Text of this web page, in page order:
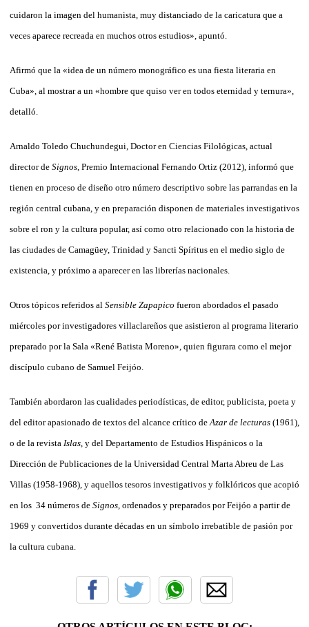
cuidaron la imagen del humanista, muy distanciado de la caricatura que a
veces aparece recreada en muchos otros estudios», apuntó.
Afirmó que la «idea de un número monográfico es una fiesta literaria en
Cuba», al mostrar a un «hombre que quiso ver en todos eternidad y ternura»,
detalló.
Arnaldo Toledo Chuchundegui, Doctor en Ciencias Filológicas, actual
director de Signos , Premio Internacional Fernando Ortiz (2012), informó que
tienen en proceso de diseño otro número descriptivo sobre las parrandas en la
región central cubana, y en preparación disponen de materiales investigativos
sobre el ron y la cultura popular, así como otro relacionado con la historia de
las ciudades de Camagüey, Trinidad y Sancti Spíritus en el medio siglo de
existencia, y próximo a aparecer en las librerías nacionales.
Otros tópicos referidos al Sensible Zapapico fueron abordados el pasado
miércoles por investigadores villaclareños que asistieron al programa literario
preparado por la Sala «René Batista Moreno», quien figurara como el mejor
discípulo cubano de Samuel Feijóo.
También abordaron las cualidades periodísticas, de editor, publicista, poeta y
del editor apasionado de textos del alcance crítico de Azar de lecturas (1961),
o de la revista Islas , y del Departamento de Estudios Hispánicos o la
Dirección de Publicaciones de la Universidad Central Marta Abreu de Las
Villas (1958-1968), y aquellos tesoros investigativos y folklóricos que acopió
en los 34 números de Signos , ordenados y preparados por Feijóo a partir de
1969 y convertidos durante décadas en un símbolo irrebatible de pasión por
la cultura cubana.